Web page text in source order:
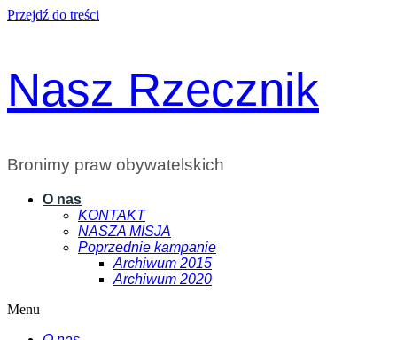
Przejdź do treści
Nasz Rzecznik
Bronimy praw obywatelskich
O nas
KONTAKT
NASZA MISJA
Poprzednie kampanie
Archiwum 2015
Archiwum 2020
Menu